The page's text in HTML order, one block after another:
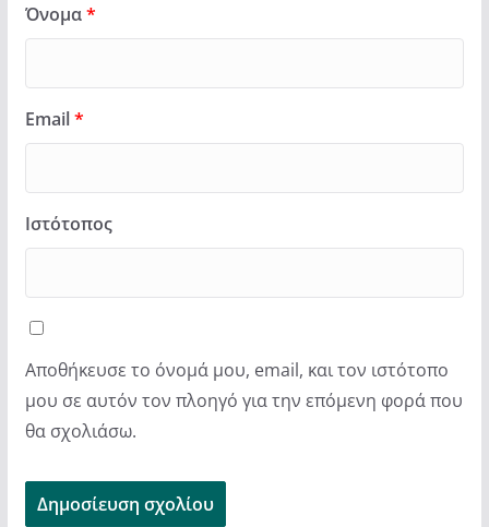
Όνομα*
Email*
Ιστότοπος
Αποθήκευσε το όνομά μου, email, και τον ιστότοπο
μου σε αυτόν τον πλοηγό για την επόμενη φορά που
θα σχολιάσω.